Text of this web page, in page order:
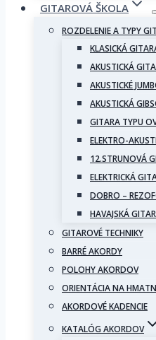
GITAROVÁ ŠKOLA
ROZDELENIE A TYPY
KLASICKÁ
AKUSTICKÁ
AKUSTICKÉ
AKUSTICKÁ
GITARA TYPU
ELEKTRO-
12.STRUNOVÁ
ELEKTRICKÁ
DOBRO –
HAVAJSKÁ
GITAROVÉ TECHNIKY
BARRÉ AKORDY
POLOHY AKORDOV
ORIENTÁCIA NA
AKORDOVÉ KADENCIE
KATALÓG AKORDOV